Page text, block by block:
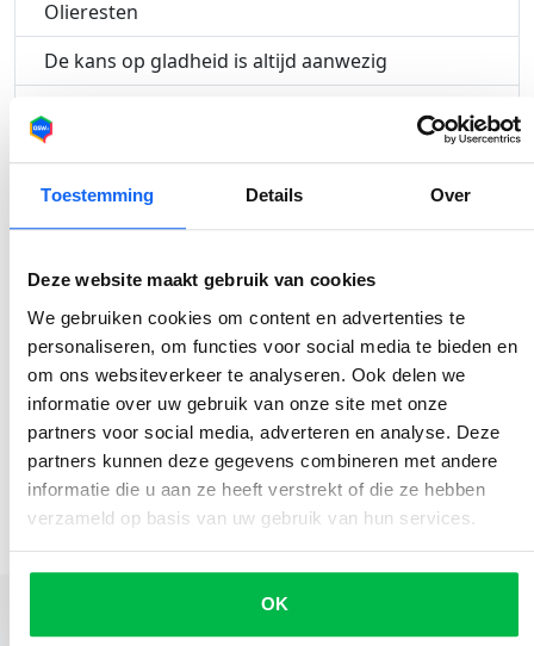
Toestemming Details Over
Deze website maakt gebruik van cookies
We gebruiken cookies om content en advertenties te
personaliseren, om functies voor social media te bieden en
om ons websiteverkeer te analyseren. Ook delen we
informatie over uw gebruik van onze site met onze
partners voor social media, adverteren en analyse. Deze
partners kunnen deze gegevens combineren met andere
informatie die u aan ze heeft verstrekt of die ze hebben
verzameld op basis van uw gebruik van hun services.
OK
Olieresten
De kans op gladheid is altijd aanwezig
Spoorvorming
Voldoende afstand
Geplaatst door
Denise Meijer
Delen